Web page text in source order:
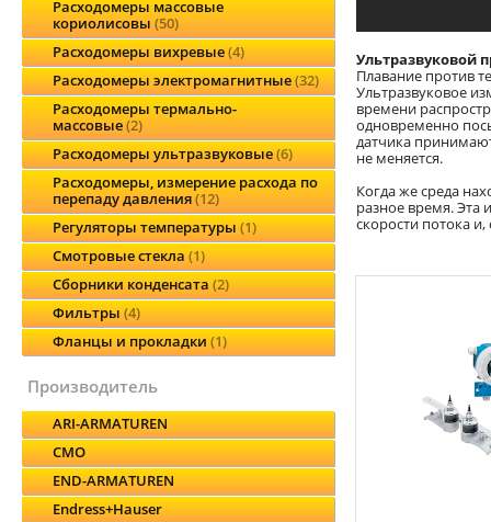
Расходомеры массовые
кориолисовы 50
Расходомеры вихревые 4
Расходомеры электромагнитные 32
Расходомеры термально-
массовые 2
Расходомеры ультразвуковые 6
Расходомеры, измерение расхода по
перепаду давления 12
Регуляторы температуры 1
Смотровые стекла 1
Сборники конденсата 2
Фильтры 4
Фланцы и прокладки 1
производитель
ARI-ARMATUREN
CMO
END-ARMATUREN
Endress+Hauser
Ультразвуковой
Плавание против
Ультразвуковое
времени
одновременно
датчика
не меняется.
Когда же среда
разное время. Эта
скорости потока